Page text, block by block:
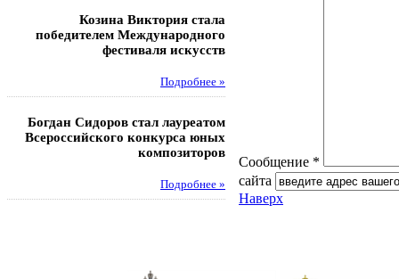
Козина Виктория стала
победителем Международного
фестиваля искусств
Подробнее »
Богдан Сидоров стал лауреатом
Всероссийского конкурса юных
композиторов
Подробнее »
подвиг
Сообщение *
сайта
Наверх